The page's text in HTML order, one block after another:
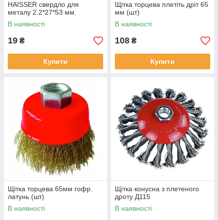
HAISSER свердло для
металу 2.2*27*53 мм.
В наявності
19 ₴
Купити
Щітка торцева плетіть дріт 65
мм (шт)
В наявності
108 ₴
Купити
Щітка торцева 65мм гофр.
латунь (шт)
В наявності
Щітка конусна з плетеного
дроту Д115
В наявності